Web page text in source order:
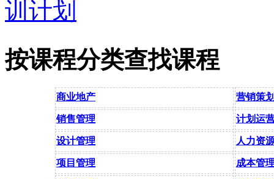
按课程分类查找课程
商业地产 营销策
销售管理 计划运
设计管理 人力资
项目管理 成本管